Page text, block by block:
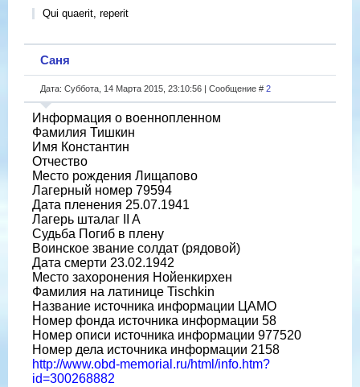
Qui quaerit, reperit
Саня
Дата: Суббота, 14 Марта 2015, 23:10:56 | Сообщение # 2
Информация о военнопленном
Фамилия Тишкин
Имя Константин
Отчество
Место рождения Лищапово
Лагерный номер 79594
Дата пленения 25.07.1941
Лагерь шталаг II A
Судьба Погиб в плену
Воинское звание солдат (рядовой)
Дата смерти 23.02.1942
Место захоронения Нойенкирхен
Фамилия на латинице Tischkin
Название источника информации ЦАМО
Номер фонда источника информации 58
Номер описи источника информации 977520
Номер дела источника информации 2158
http://www.obd-memorial.ru/html/info.htm?
id=300268882